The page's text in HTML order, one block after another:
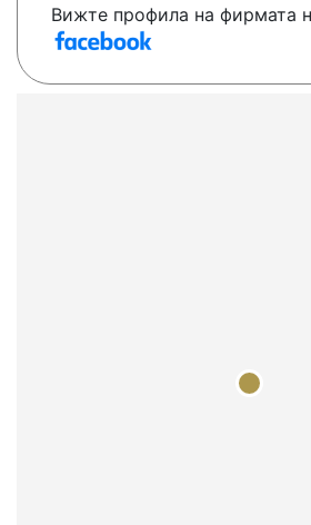
Вижте профила на фирмата